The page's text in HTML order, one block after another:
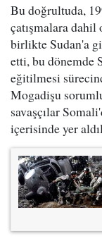
Bu doğrultuda,
çatışmalara dahil
birlikte Sudan'a
etti, bu dönemde
eğitilmesi
Mogadişu
savaşçılar
içerisinde yer